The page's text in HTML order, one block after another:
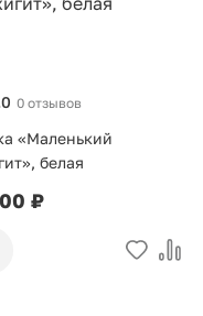
0 отзывов
«Маленький
белая
₽